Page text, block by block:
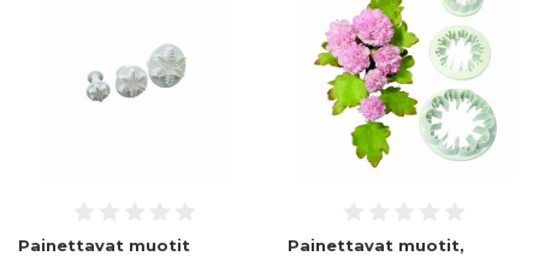
Painettavat muotit
Painettavat muotit,